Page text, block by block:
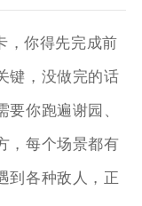
，你得先完成前
键，没做完的话
你跑遍谢园、
，每个场景都有
到各种敌人，正